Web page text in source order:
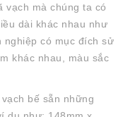
vạch mà chúng ta có
dài khác nhau như
nghiệp có mục đích sử
khác nhau, màu sắc
bế sẵn những